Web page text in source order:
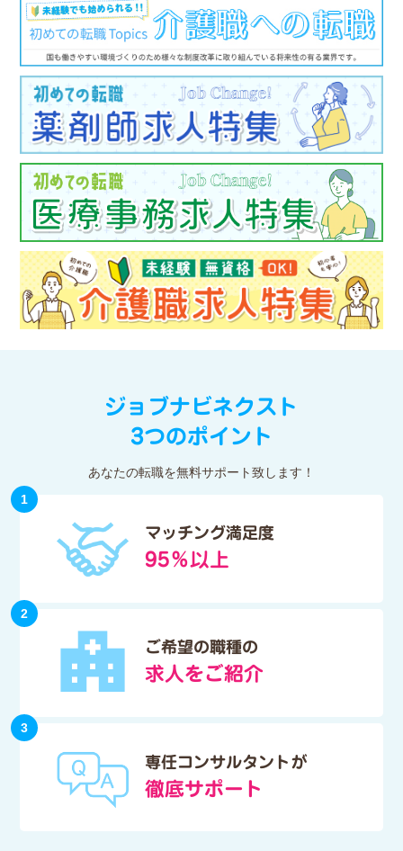
ジョブナビネクスト
3つのポイント
あなたの転職を無料サポート致します！
1
マッチング満足度
95％以上
2
ご希望の職種の
求人をご紹介
3
専任コンサルタントが
徹底サポート